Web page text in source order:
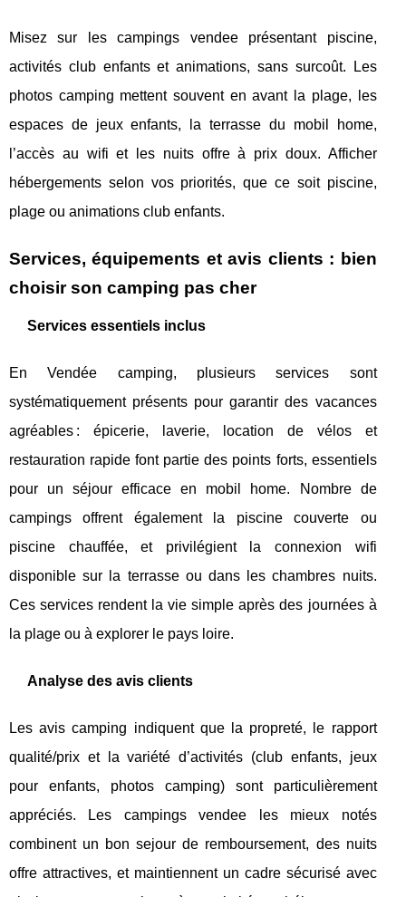
Misez sur les campings vendee présentant piscine,
activités club enfants et animations, sans surcoût. Les
photos camping mettent souvent en avant la plage, les
espaces de jeux enfants, la terrasse du mobil home,
l’accès au wifi et les nuits offre à prix doux. Afficher
hébergements selon vos priorités, que ce soit piscine,
plage ou animations club enfants.
Services, équipements et avis clients : bien
choisir son camping pas cher
Services essentiels inclus
En Vendée camping, plusieurs services sont
systématiquement présents pour garantir des vacances
agréables : épicerie, laverie, location de vélos et
restauration rapide font partie des points forts, essentiels
pour un séjour efficace en mobil home. Nombre de
campings offrent également la piscine couverte ou
piscine chauffée, et privilégient la connexion wifi
disponible sur la terrasse ou dans les chambres nuits.
Ces services rendent la vie simple après des journées à
la plage ou à explorer le pays loire.
Analyse des avis clients
Les avis camping indiquent que la propreté, le rapport
qualité/prix et la variété d’activités (club enfants, jeux
pour enfants, photos camping) sont particulièrement
appréciés. Les campings vendee les mieux notés
combinent un bon sejour de remboursement, des nuits
offre attractives, et maintiennent un cadre sécurisé avec